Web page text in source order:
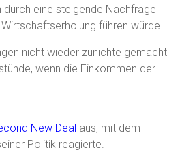
eine steigende Nachfrage
führen würde.
nicht wieder zunichte gemacht
wenn die Einkommen der
New Deal aus, mit dem
Politik reagierte.